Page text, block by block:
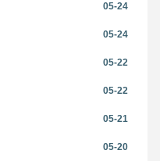
05-24
05-24
05-22
05-22
05-21
05-20